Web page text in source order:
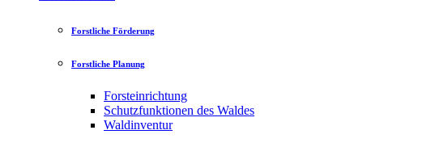
Forstliche Förderung
Forstliche Planung
Forsteinrichtung
Schutzfunktionen des Waldes
Waldinventur